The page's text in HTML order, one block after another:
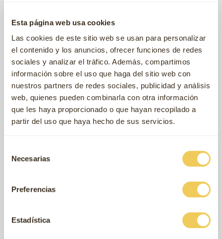
Esta página web usa cookies
Las cookies de este sitio web se usan para personalizar
el contenido y los anuncios, ofrecer funciones de redes
sociales y analizar el tráfico. Además, compartimos
información sobre el uso que haga del sitio web con
nuestros partners de redes sociales, publicidad y análisis
web, quienes pueden combinarla con otra información
que les haya proporcionado o que hayan recopilado a
partir del uso que haya hecho de sus servicios.
Necesarias
Preferencias
Estadística
Albóndigas para perros€1 ,49
Iberian soft Treats
Pollo, Salmon y Atún €1,98